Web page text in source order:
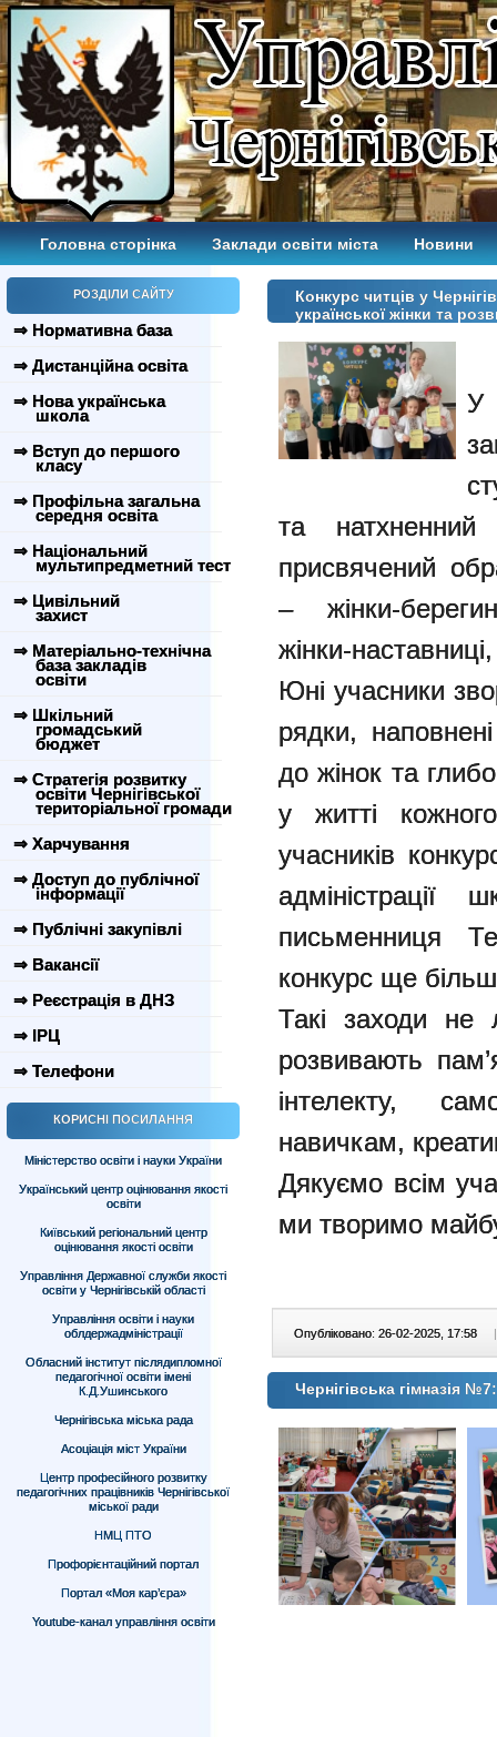
Головна сторінка Заклади освіти міста Новини
РОЗДІЛИ САЙТУ
⇒ Нормативна база
⇒ Дистанційна освіта
⇒ Нова українська
школа
⇒ Вступ до першого
класу
⇒ Профільна загальна
середня освіта
⇒ Національний
мультипредметний тест
⇒ Цивільний
захист
⇒ Матеріально-технічна
база закладів
освіти
⇒ Шкільний
громадський
бюджет
⇒ Стратегія розвитку
освіти Чернігівської
територіальної громади
⇒ Харчування
⇒ Доступ до публічної
інформації
⇒ Публічні закупівлі
⇒ Вакансії
⇒ Реєстрація в ДНЗ
⇒ ІРЦ
⇒ Телефони
КОРИСНІ ПОСИЛАННЯ
Міністерство освіти і науки України
Український центр оцінювання якості
освіти
Київський регіональний центр
оцінювання якості освіти
Управління Державної служби якості
освіти у Чернігівській області
Управління освіти і науки
облдержадміністрації
Обласний інститут післядипломної
педагогічної освіти імені
К.Д.Ушинського
Чернігівська міська рада
Асоціація міст України
Центр професійного розвитку
педагогічних працівників Чернігівської
міської ради
НМЦ ПТО
Профорієнтаційний портал
Портал «Моя кар’єра»
Youtube-канал управління освіти
Конкурс читців у
української жінки та
У
та
присвячений
– жінки-
жінки-
Юні учасники
рядки,
до жінок та
у житті
учасників
письменниця
конкурс ще
Такі заходи
розвивають
інтелекту,
навичкам,
Дякуємо всім
ми творимо
Опубліковано: 26-02-2025, 17:58 |
Чернігівська гімназія